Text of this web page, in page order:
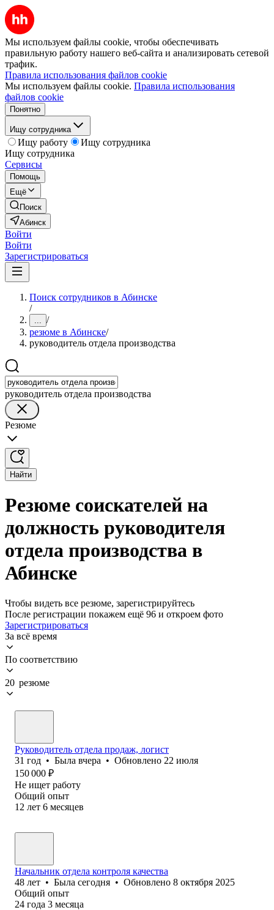
Мы используем файлы cookie, чтобы обеспечивать
правильную работу нашего веб-сайта и анализировать сетевой
трафик.
Правила использования файлов cookie
Мы используем файлы cookie. Правила использования
файлов cookie
Понятно
Ищу сотрудника
Ищу работу
Ищу сотрудника
Ищу сотрудника
Сервисы
Помощь
Ещё
Поиск
Абинск
Войти
Войти
Зарегистрироваться
Поиск сотрудников в Абинске
/
... /
резюме в Абинске/
руководитель отдела производства
руководитель отдела производства
Резюме
Найти
Резюме соискателей на
должность руководителя
отдела производства в
Абинске
Чтобы видеть все резюме, зарегистрируйтесь
После регистрации покажем ещё 96 и откроем фото
Зарегистрироваться
За всё время
По соответствию
20 резюме
Руководитель отдела продаж, логист
31 год • Была вчера • Обновлено 22 июля
150 000 ₽
Не ищет работу
Общий опыт
12 лет 6 месяцев
Начальник отдела контроля качества
48 лет • Была сегодня • Обновлено 8 октября 2025
Общий опыт
24 года 3 месяца